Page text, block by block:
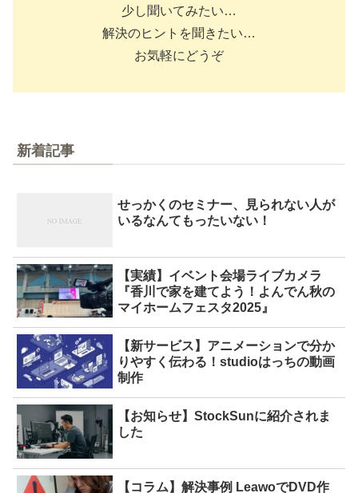
少し聞いてみたい…
解決のヒントを聞きたい…
お気軽にどうぞ
新着記事
せっかくのセミナー、見られない人が
いるなんてもったいない！
【実績】イベント会場ライブカメラ
『香川で家を建てよう！よんでん秋の
マイホームフェスタ2025』
【新サービス】アニメーションで分か
りやすく伝わる！studioはっちの動画
制作
【お知らせ】StockSunに紹介されま
した
【コラム】解決事例 LeawoでDVD作